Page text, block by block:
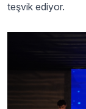
teşvik ediyor.